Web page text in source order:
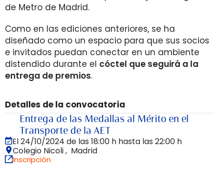
de Metro de Madrid.
Como en las ediciones anteriores, se ha
diseñado como un espacio para que sus socios
e invitados puedan conectar en un ambiente
distendido durante el cóctel que seguirá a la
entrega de premios.
Detalles de la convocatoria
Entrega de las Medallas al Mérito en el
Transporte de la AET
El 24/10/2024 de las 18:00 h hasta las 22:00 h
Colegio Nicoli , Madrid
Inscripción